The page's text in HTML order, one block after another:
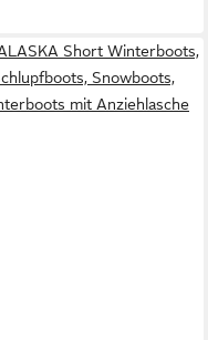
Short Winterboots,
Snowboots,
mit Anziehlasche